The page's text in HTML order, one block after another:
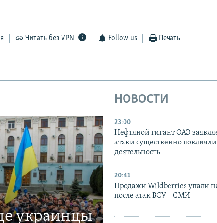
Читать без VPN Follow us Печать
украинцы
НОВОСТИ
23:00
Нефтяной гигант ОАЭ
атаки существенно повлияли
деятельность
20:41
Продажи Wildberries упали
после атак ВСУ – СМИ